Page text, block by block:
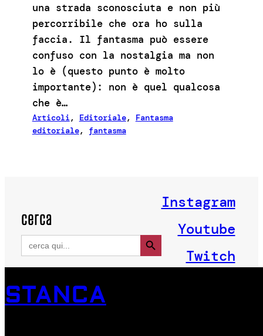
una strada sconosciuta e non più
percorribile che ora ho sulla
faccia. Il fantasma può essere
confuso con la nostalgia ma non
lo è (questo punto è molto
importante): non è quel qualcosa
che è…
Articoli , Editoriale, Fantasma
editoriale, fantasma
cerca
Search
for:
Search Button
Instagram
Youtube
Twitch
STANCA